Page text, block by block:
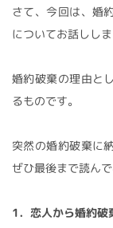
さて、今回は、婚
についてお話ししま
婚約破棄の理由と
るものです。
突然の婚約破棄に
ぜひ最後まで読んで
1．恋人から婚約破